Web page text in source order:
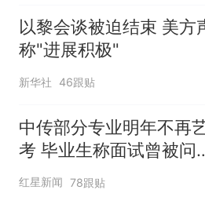
以黎会谈被迫结束 美方
称"进展积极"
新华社 46跟贴
中传部分专业明年不再
考 毕业生称面试曾被问
“如何策划晚会” 专家：遏
红星新闻 78跟贴